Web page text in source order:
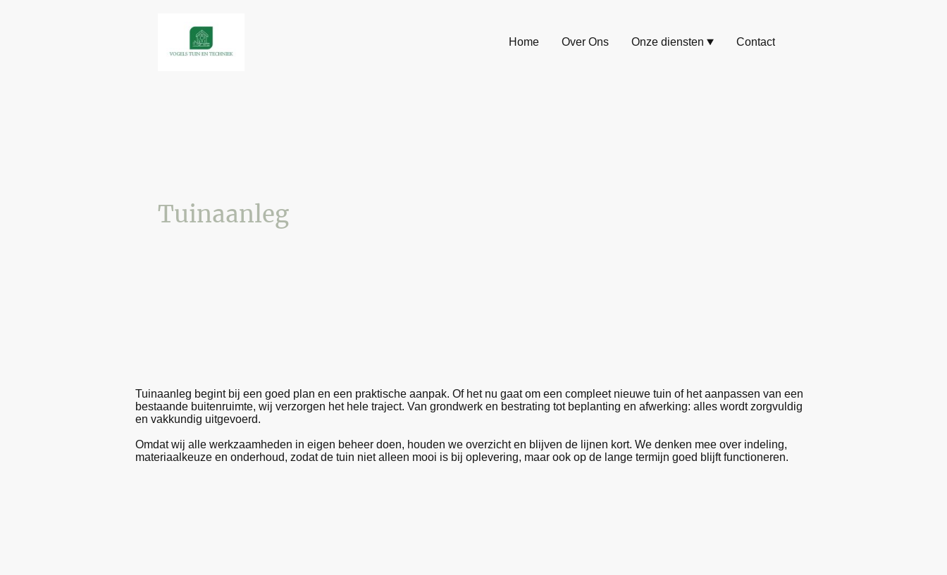
Home Over Ons Onze diensten Contact
Tuinaanleg
Tuinaanleg begint bij een goed plan en een praktische aanpak. Of het nu gaat om een compleet nieuwe tuin of het aanpassen van een
bestaande buitenruimte, wij verzorgen het hele traject. Van grondwerk en bestrating tot beplanting en afwerking: alles wordt zorgvuldig
en vakkundig uitgevoerd.
Omdat wij alle werkzaamheden in eigen beheer doen, houden we overzicht en blijven de lijnen kort. We denken mee over indeling,
materiaalkeuze en onderhoud, zodat de tuin niet alleen mooi is bij oplevering, maar ook op de lange termijn goed blijft functioneren.